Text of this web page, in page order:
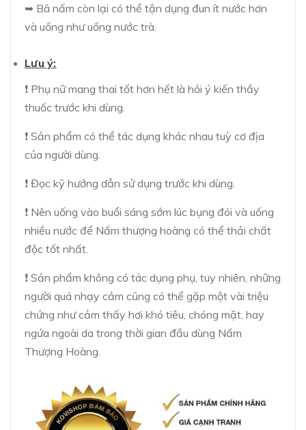
➥ Bã nấm còn lại có thể tận dụng đun ít nước hơn
và uống như uống nước trà.
Lưu ý:
❗ Phụ nữ mang thai tốt hơn hết là hỏi ý kiến thầy
thuốc trước khi dùng.
❗ Sản phẩm có thể tác dụng khác nhau tuỳ cơ địa
của người dùng.
❗ Đọc kỹ hướng dẫn sử dụng trước khi dùng.
❗ Nên uống vào buổi sáng sớm lúc bụng đói và uống
nhiều nước để Nấm thượng hoàng có thể thải chất
độc tốt nhất.
❗ Sản phẩm không có tác dụng phụ, tuy nhiên, những
người quá nhạy cảm cũng có thể gặp một vài triệu
chứng như cảm thấy hơi khó tiêu, chóng mặt, hay
ngứa ngoài da trong thời gian đầu dùng Nấm
Thượng Hoàng.